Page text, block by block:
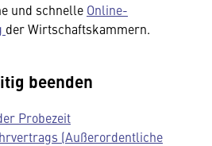
und schnelle Online-
der Wirtschaftskammern.
beenden
Probezeit
(Außerordentliche